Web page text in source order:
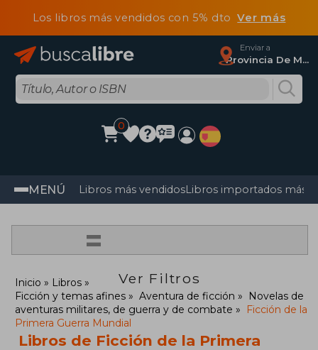
Los libros más vendidos con 5% dtoVer más
Enviar a
Provincia De Madrid
0
MENÚ Libros más vendidosLibros importados más
=
Ver Filtros
Inicio
Libros
Ficción y temas afines
Aventura de ficción
Novelas de
aventuras militares, de guerra y de combate
Ficción de la
Primera Guerra Mundial
Libros de Ficción de la Primera